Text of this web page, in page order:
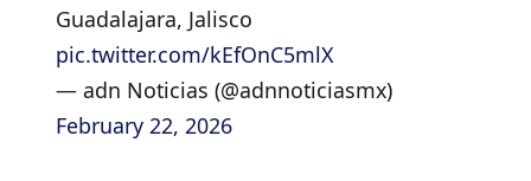
Guadalajara, Jalisco
pic.twitter.com/kEfOnC5mlX
— adn Noticias (@adnnoticiasmx)
February 22, 2026